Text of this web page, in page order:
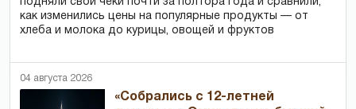
как изменились цены на популярные продукты — от
хлеба и молока до курицы, овощей и фруктов
04 августа 2026
«Собрались с 12-летней